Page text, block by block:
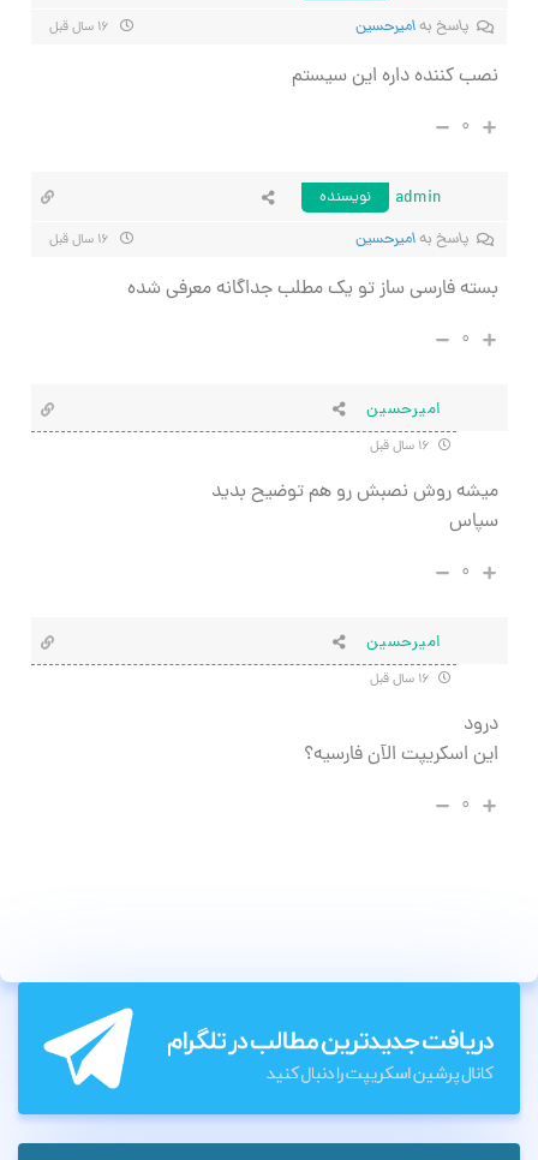
پاسخ بهاميرحسين
نصب کننده داره این سیستم
۰
admin
نویسنده
پاسخ بهاميرحسين
بسته فارسی ساز تو یک مطلب جداگانه معرفی شده
۰
اميرحسين
ميشه روش نصبش رو هم توضيح بديد
سپاس
۰
اميرحسين
درود
اين اسكريپت الآن فارسيه؟
۰